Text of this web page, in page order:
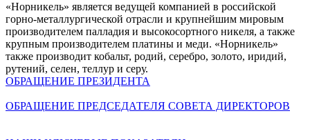
«Норникель» является ведущей компанией в российской
горно-металлургической отрасли и крупнейшим мировым
производителем палладия и высокосортного никеля, а также
крупным производителем платины и меди. «Норникель»
также производит кобальт, родий, серебро, золото, иридий,
рутений, селен, теллур и серу.
ОБРАЩЕНИЕ ПРЕЗИДЕНТА
ОБРАЩЕНИЕ ПРЕДСЕДАТЕЛЯ СОВЕТА ДИРЕКТОРОВ